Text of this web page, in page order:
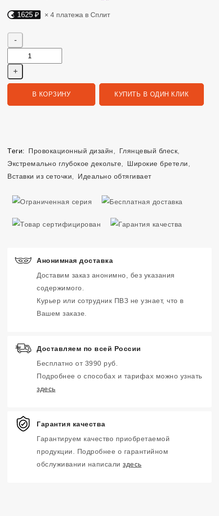
Яндекс Сплит. 1625 руб, 4 платежа в Сплит
1625 ₽ × 4 платежа в Сплит
В КОРЗИНУ КУПИТЬ В ОДИН КЛИК
Теги: Провокационный дизайн Глянцевый блеск
Экстремально глубокое декольте
Широкие бретели
Вставки из сеточки
Идеально обтягивает
Анонимная доставка
Доставим заказ анонимно, без указания
содержимого.
Курьер или сотрудник ПВЗ не узнает, что в
Вашем заказе.
Доставляем по всей России
Бесплатно от 3990 руб.
Подробнее о способах и тарифах можно узнать
здесь
Гарантия качества
Гарантируем качество приобретаемой
продукции. Подробнее о гарантийном
обслуживании написали здесь